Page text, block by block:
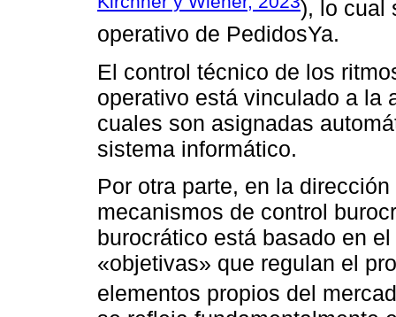
), lo cual
operativo de PedidosYa.
El control técnico de los
operativo está vinculado a la
cuales son asignadas
sistema informático.
Por otra parte, en la
mecanismos de control
burocrático está basado en
«objetivas» que regulan el
elementos propios del